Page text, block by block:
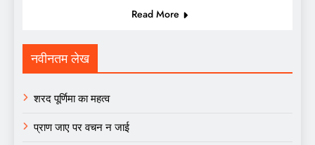
Read More
नवीनतम लेख
शरद पूर्णिमा का महत्व
प्राण जाए पर वचन न जाई